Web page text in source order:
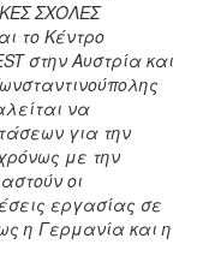
ΣΧΟΛΕΣ
το Κέντρο
στην Αυστρία και
να
για την
με την
οι
εργασίας σε
η Γερμανία και η